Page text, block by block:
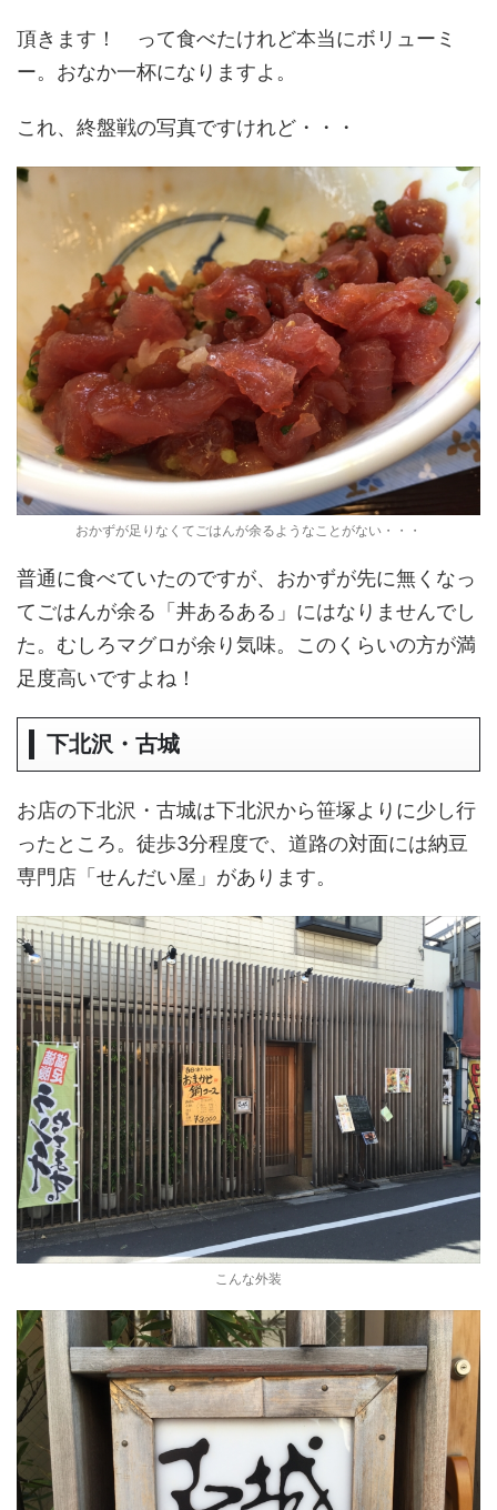
頂きます！ って食べたけれど本当にボリューミ
ー。おなか一杯になりますよ。
これ、終盤戦の写真ですけれど・・・
おかずが足りなくてごはんが余るようなことがない・・・
普通に食べていたのですが、おかずが先に無くなっ
てごはんが余る「丼あるある」にはなりませんでし
た。むしろマグロが余り気味。このくらいの方が満
足度高いですよね！
下北沢・古城
お店の下北沢・古城は下北沢から笹塚よりに少し行
ったところ。徒歩3分程度で、道路の対面には納豆
専門店「せんだい屋」があります。
こんな外装